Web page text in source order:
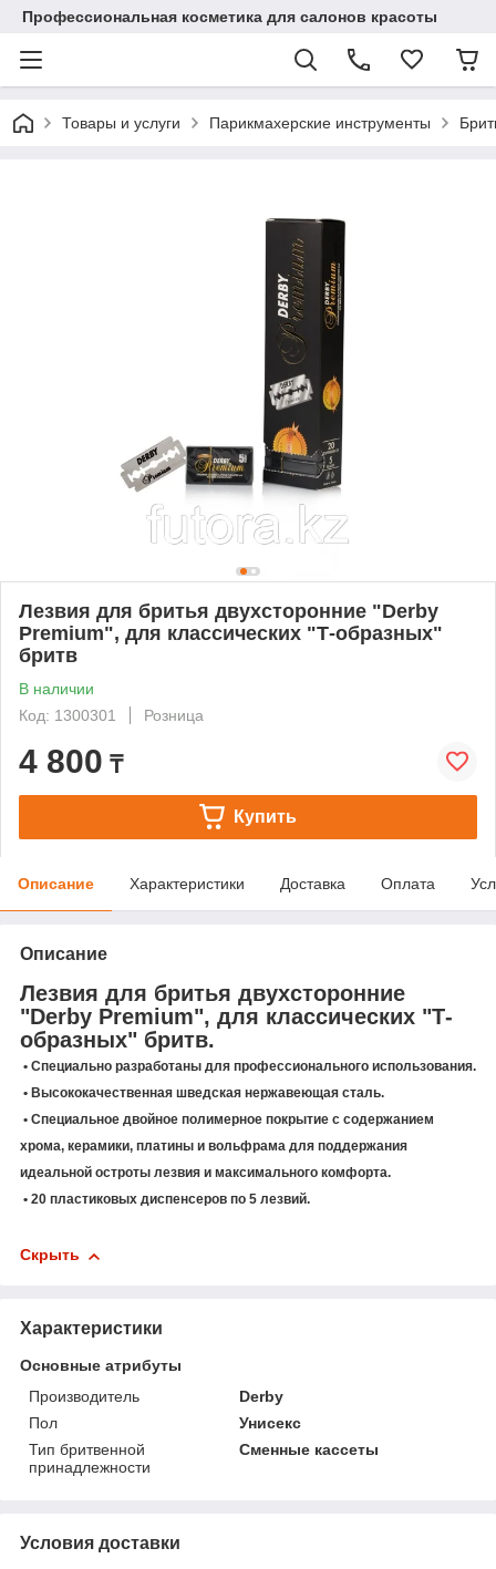
Профессиональная косметика для салонов красоты
Товары и услуги Парикмахерские инструменты
Лезвия для бритья двухсторонние "Derby
Premium", для классических "Т-образных"
бритв
В наличии
Код: 1300301
Розница
4 800 ₸
Купить
Описание Характеристики Доставка Оплата
Описание
Лезвия для бритья двухсторонние
"Derby Premium", для классических "Т-
образных" бритв.
• Специально разработаны для профессионального использования.
• Высококачественная шведская нержавеющая сталь.
• Специальное двойное полимерное покрытие с содержанием
хрома, керамики, платины и вольфрама для поддержания
идеальной остроты лезвия и максимального комфорта.
• 20 пластиковых диспенсеров по 5 лезвий.
Скрыть
Характеристики
Основные атрибуты
Производитель
Derby
Пол
Унисекс
Тип бритвенной
принадлежности
Сменные кассеты
Условия доставки